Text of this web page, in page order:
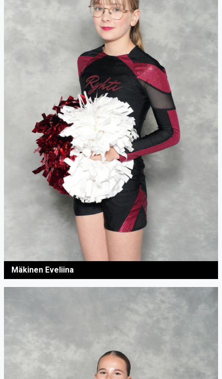
Mäkinen Eveliina